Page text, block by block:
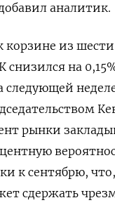
аналитик.
корзине из
снизился на
следующей
рынки
к сентябрю,
сдержать